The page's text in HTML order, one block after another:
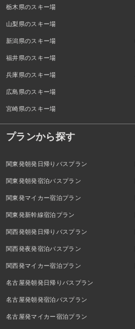
栃木県のスキー場
山梨県のスキー場
新潟県のスキー場
福井県のスキー場
兵庫県のスキー場
広島県のスキー場
宮崎県のスキー場
プランから探す
関東発朝発日帰りバスプラン
関東発朝発宿泊バスプラン
関東発マイカー宿泊プラン
関東発新幹線宿泊プラン
関西発朝発日帰りバスプラン
関西発夜発宿泊バスプラン
関西発マイカー宿泊プラン
名古屋発朝発日帰りバスプラン
名古屋発朝発宿泊バスプラン
名古屋発マイカー宿泊プラン